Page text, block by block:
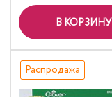
В КОРЗИНУ
Распродажа